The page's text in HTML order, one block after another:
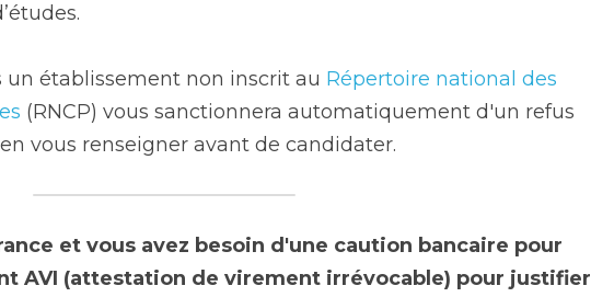
établissement non inscrit au Répertoire national des
(RNCP) vous sanctionnera automatiquement d'un refus
vous renseigner avant de candidater.
et vous avez besoin d'une caution bancaire pour
AVI (attestation de virement irrévocable) pour justifier